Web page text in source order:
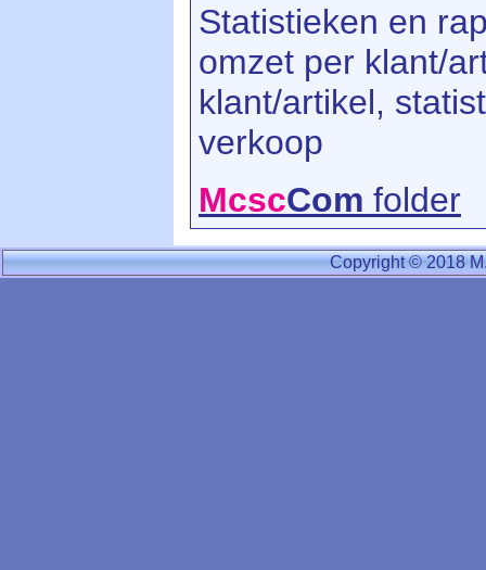
Statistieken en
omzet per klant/
klant/artikel,
verkoop
McscCom folder
Copyright © 2018